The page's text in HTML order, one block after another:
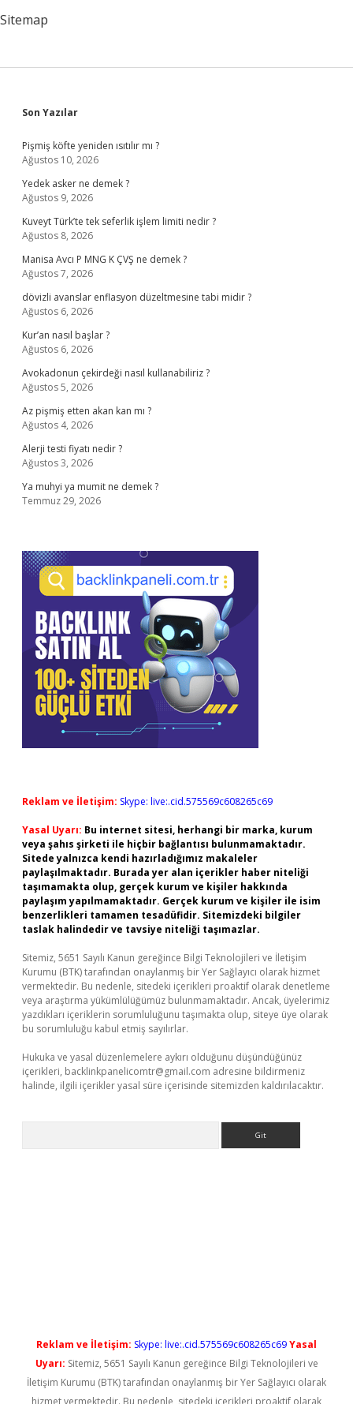
Sitemap
Sidebar
Son Yazılar
Pişmiş köfte yeniden ısıtılır mı ?
Ağustos 10, 2026
Yedek asker ne demek ?
Ağustos 9, 2026
Kuveyt Türk’te tek seferlik işlem limiti nedir ?
Ağustos 8, 2026
Manisa Avcı P MNG K ÇVŞ ne demek ?
Ağustos 7, 2026
dövizli avanslar enflasyon düzeltmesine tabi midir ?
Ağustos 6, 2026
Kur’an nasıl başlar ?
Ağustos 6, 2026
Avokadonun çekirdeği nasıl kullanabiliriz ?
Ağustos 5, 2026
Az pişmiş etten akan kan mı ?
Ağustos 4, 2026
Alerji testi fiyatı nedir ?
Ağustos 3, 2026
Ya muhyi ya mumit ne demek ?
Temmuz 29, 2026
Reklam ve İletişim: Skype: live:.cid.575569c608265c69
Yasal Uyarı: Bu internet sitesi, herhangi bir marka, kurum
veya şahıs şirketi ile hiçbir bağlantısı bulunmamaktadır.
Sitede yalnızca kendi hazırladığımız makaleler
paylaşılmaktadır. Burada yer alan içerikler haber niteliği
taşımamakta olup, gerçek kurum ve kişiler hakkında
paylaşım yapılmamaktadır. Gerçek kurum ve kişiler ile isim
benzerlikleri tamamen tesadüfidir. Sitemizdeki bilgiler
taslak halindedir ve tavsiye niteliği taşımazlar.
Sitemiz, 5651 Sayılı Kanun gereğince Bilgi Teknolojileri ve İletişim
Kurumu (BTK) tarafından onaylanmış bir Yer Sağlayıcı olarak hizmet
vermektedir. Bu nedenle, sitedeki içerikleri proaktif olarak denetleme
veya araştırma yükümlülüğümüz bulunmamaktadır. Ancak, üyelerimiz
yazdıkları içeriklerin sorumluluğunu taşımakta olup, siteye üye olarak
bu sorumluluğu kabul etmiş sayılırlar.
Hukuka ve yasal düzenlemelere aykırı olduğunu düşündüğünüz
içerikleri, backlinkpanelicomtr@gmail.com adresine bildirmeniz
halinde, ilgili içerikler yasal süre içerisinde sitemizden kaldırılacaktır.
Reklam ve İletişim: Skype: live:.cid.575569c608265c69Yasal
Uyarı: Sitemiz, 5651 Sayılı Kanun gereğince Bilgi Teknolojileri ve
İletişim Kurumu (BTK) tarafından onaylanmış bir Yer Sağlayıcı olarak
hizmet vermektedir. Bu nedenle, sitedeki içerikleri proaktif olarak